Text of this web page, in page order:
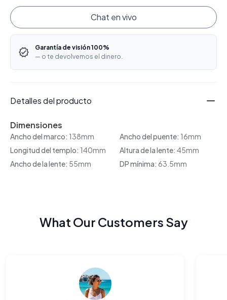
Chat en vivo
Garantía de visión 100%
— o te devolvemos el dinero.
Detalles del producto
Dimensiones
Ancho del marco: 138mm Ancho del puente: 16mm
Longitud del templo: 140mm Altura de la lente: 45mm
Ancho de la lente: 55mm DP mínima: 63.5mm
What Our Customers Say